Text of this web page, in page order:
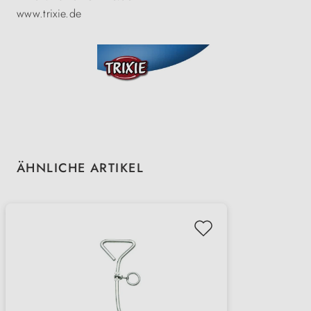
www.trixie.de
Produktgalerie überspringen
ÄHNLICHE ARTIKEL